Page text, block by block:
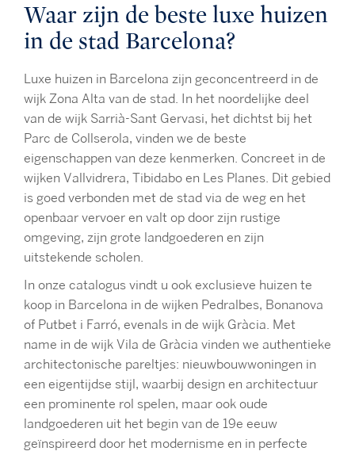
Waar zijn de beste luxe huizen
in de stad Barcelona?
Luxe huizen in Barcelona zijn geconcentreerd in de
wijk Zona Alta van de stad. In het noordelijke deel
van de wijk Sarrià-Sant Gervasi, het dichtst bij het
Parc de Collserola, vinden we de beste
eigenschappen van deze kenmerken. Concreet in de
wijken Vallvidrera, Tibidabo en Les Planes. Dit gebied
is goed verbonden met de stad via de weg en het
openbaar vervoer en valt op door zijn rustige
omgeving, zijn grote landgoederen en zijn
uitstekende scholen.
In onze catalogus vindt u ook exclusieve huizen te
koop in Barcelona in de wijken Pedralbes, Bonanova
of Putbet i Farró, evenals in de wijk Gràcia. Met
name in de wijk Vila de Gràcia vinden we authentieke
architectonische pareltjes: nieuwbouwwoningen in
een eigentijdse stijl, waarbij design en architectuur
een prominente rol spelen, maar ook oude
landgoederen uit het begin van de 19e eeuw
geïnspireerd door het modernisme en in perfecte